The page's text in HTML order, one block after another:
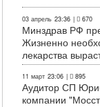
03 апрель 23:36 | 670
Минздрав РФ
Жизненно
лекарства
11 март 23:06 | 895
Аудитор СП
компании